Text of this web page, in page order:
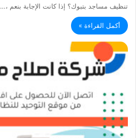
تنظيف مساجد بتبوك؟ إذا كانت الإجابة بنعم ،…
أكمل القراءة »